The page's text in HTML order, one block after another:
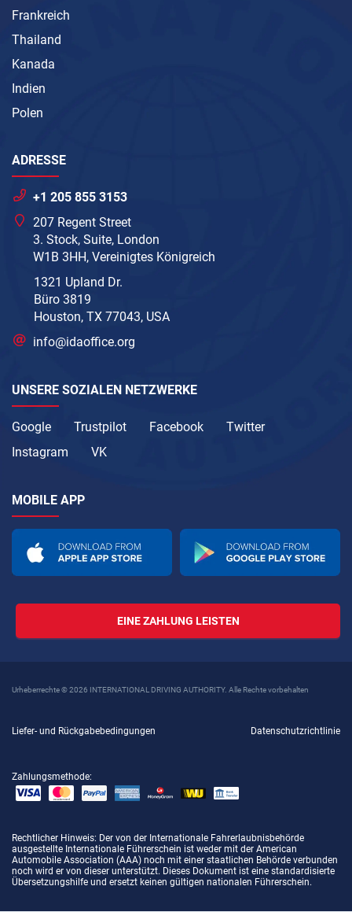
Frankreich
Thailand
Kanada
Indien
Polen
ADRESSE
+1 205 855 3153
207 Regent Street
3. Stock, Suite, London
W1B 3HH, Vereinigtes Königreich
1321 Upland Dr.
Büro 3819
Houston, TX 77043, USA
info@idaoffice.org
UNSERE SOZIALEN NETZWERKE
Google Trustpilot Facebook
Twitter
Instagram
VK
MOBILE APP
EINE ZAHLUNG LEISTEN
Urheberrechte © 2026 INTERNATIONAL DRIVING AUTHORITY. Alle Rechte vorbehalten
Liefer- und Rückgabebedingungen Datenschutzrichtlinie
Zahlungsmethode:
Rechtlicher Hinweis: Der von der Internationale Fahrerlaubnisbehörde
ausgestellte Internationale Führerschein ist weder mit der American
Automobile Association (AAA) noch mit einer staatlichen Behörde verbunden
noch wird er von dieser unterstützt. Dieses Dokument ist eine standardisierte
Übersetzungshilfe und ersetzt keinen gültigen nationalen Führerschein.